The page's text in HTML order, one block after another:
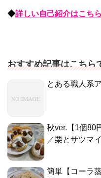
◆詳しい自己紹介はこち
おすすめ記事はこちら
とある職人系
秋ver.【1個80
／栗とサツマ
簡単【コーラ